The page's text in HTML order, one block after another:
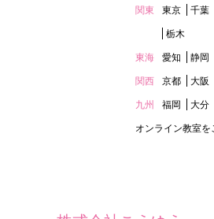
関東
東京 千葉
栃木
東海
愛知 静岡
関西
京都 大阪
九州
福岡 大分
オンライン教室を